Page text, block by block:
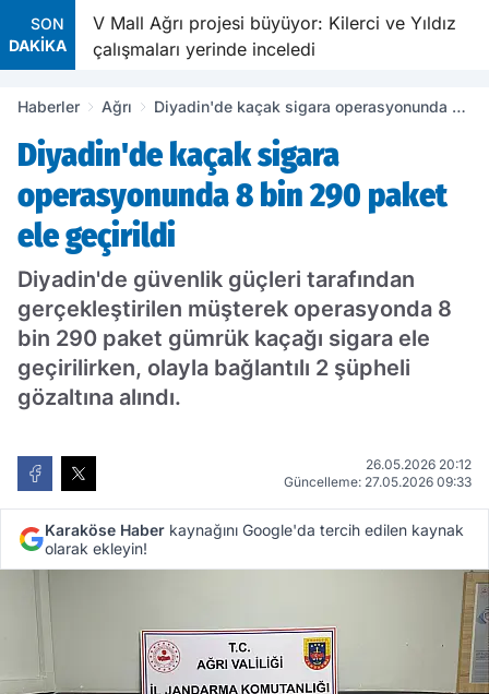
SON
DAKİKA
V Mall Ağrı projesi büyüyor: Kilerci ve Yıldız
çalışmaları yerinde inceledi
Haberler Ağrı
Diyadin'de kaçak sigara operasyonunda 8
Diyadin'de kaçak sigara
operasyonunda 8 bin 290 paket
ele geçirildi
Diyadin'de güvenlik güçleri tarafından
gerçekleştirilen müşterek operasyonda 8
bin 290 paket gümrük kaçağı sigara ele
geçirilirken, olayla bağlantılı 2 şüpheli
gözaltına alındı.
26.05.2026 20:12
Güncelleme: 27.05.2026 09:33
Karaköse Haber kaynağını Google'da tercih edilen kaynak
olarak ekleyin!